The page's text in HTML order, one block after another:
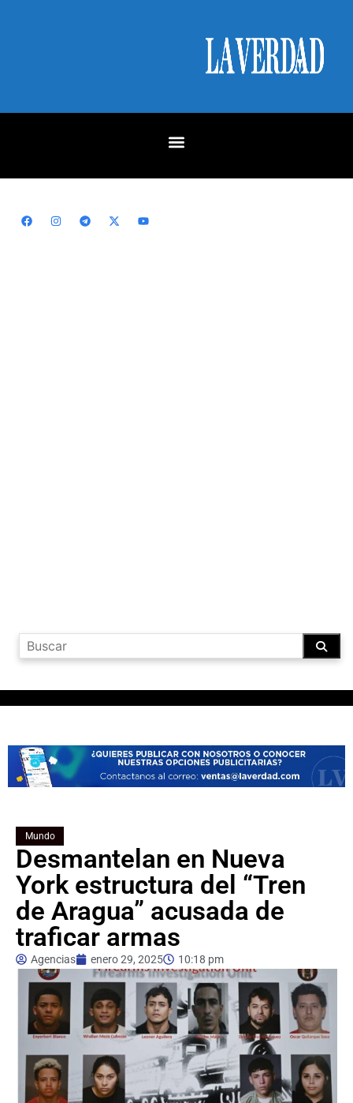
Mundo
Desmantelan en Nueva
York estructura del “Tren
de Aragua” acusada de
traficar armas
Agencias enero 29, 2025 10:18 pm